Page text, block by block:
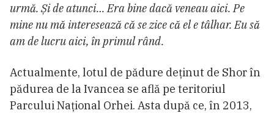
urmă. Și de atunci… Era bine dacă veneau aici. Pe
mine nu mă interesează că se zice că el e tâlhar. Eu să
am de lucru aici, în primul rând.
Actualmente, lotul de pădure deținut de Shor în
pădurea de la Ivancea se află pe teritoriul
Parcului Național Orhei. Asta după ce, în 2013,